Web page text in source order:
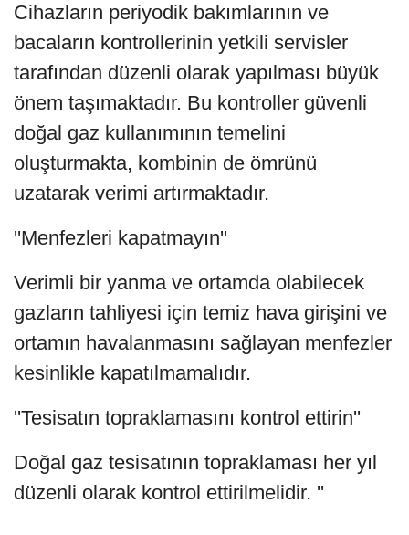
Cihazların periyodik bakımlarının ve
bacaların kontrollerinin yetkili servisler
tarafından düzenli olarak yapılması büyük
önem taşımaktadır. Bu kontroller güvenli
doğal gaz kullanımının temelini
oluşturmakta, kombinin de ömrünü
uzatarak verimi artırmaktadır.
''Menfezleri kapatmayın''
Verimli bir yanma ve ortamda olabilecek
gazların tahliyesi için temiz hava girişini ve
ortamın havalanmasını sağlayan menfezler
kesinlikle kapatılmamalıdır.
''Tesisatın topraklamasını kontrol ettirin''
Doğal gaz tesisatının topraklaması her yıl
düzenli olarak kontrol ettirilmelidir. ''